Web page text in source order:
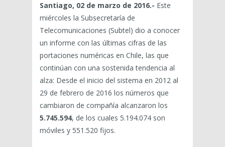
Santiago, 02 de marzo de 2016.- Este
miércoles la Subsecretaría de
Telecomunicaciones (Subtel) dio a conocer
un informe con las últimas cifras de las
portaciones numéricas en Chile, las que
continúan con una sostenida tendencia al
alza: Desde el inicio del sistema en 2012 al
29 de febrero de 2016 los números que
cambiaron de compañía alcanzaron los
5.745.594, de los cuales 5.194.074 son
móviles y 551.520 fijos.